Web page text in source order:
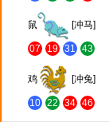
鼠 [冲马]
07 19 31 43
鸡 [冲兔]
10 22 34 46